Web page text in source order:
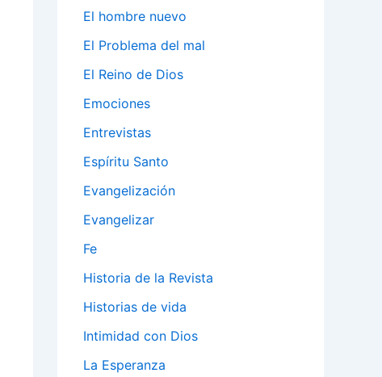
El hombre nuevo
El Problema del mal
El Reino de Dios
Emociones
Entrevistas
Espíritu Santo
Evangelización
Evangelizar
Fe
Historia de la Revista
Historias de vida
Intimidad con Dios
La Esperanza